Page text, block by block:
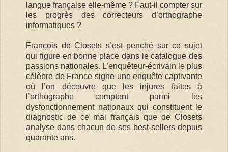
langue française elle-même ? Faut-il compter sur
les progrès des correcteurs d’orthographe
informatiques ?
François de Closets s’est penché sur ce sujet
qui figure en bonne place dans le catalogue des
passions nationales. L’enquêteur-écrivain le plus
célèbre de France signe une enquête captivante
où l’on découvre que les injures faites à
l’orthographe comptent parmi les
dysfonctionnement nationaux qui constituent le
diagnostic de ce mal français que de Closets
analyse dans chacun de ses best-sellers depuis
quarante ans.